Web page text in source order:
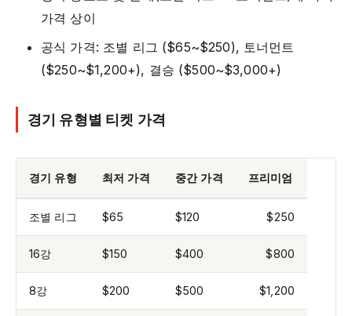
가격 상이
공식 가격: 조별 리그 ($65~$250), 토너먼트
($250~$1,200+), 결승 ($500~$3,000+)
경기 유형별 티켓 가격
경기 유형 최저 가격 중간 가격 프리미엄
조별 리그 $65 $120 $250
16강 $150 $400 $800
8강 $200 $500 $1,200